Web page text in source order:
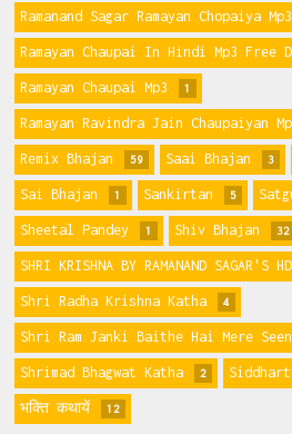
Ramanand Sagar Ramayan Chopaiya
Ramayan Chaupai In Hindi Mp3 Free
Ramayan Chaupai Mp3 1
Ramayan Ravindra Jain Chaupaiyan
Remix Bhajan 59 Saai Bhajan 3
Sai Bhajan 1 Sankirtan 5
Sheetal Pandey 1 Shiv Bhajan 32
SHRI KRISHNA BY RAMANAND SAGAR'S HD
Shri Radha Krishna Katha 4
Shri Ram Janki Baithe Hai Mere
Shrimad Bhagwat Katha 2
भक्ति कथायें 12